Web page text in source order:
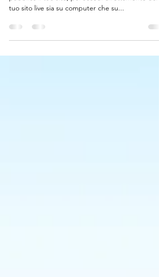
Gestire il tuo blog è facile! Per prima cosa
tuo sito live sia su computer che su...